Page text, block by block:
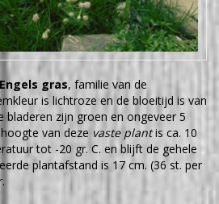
Engels gras, familie van de
is lichtroze en de bloeitijd is van
bladeren zijn groen en ongeveer 5
van deze vaste plantis ca. 10
tot -20 gr. C. en blijft de gehele
plantafstand is 17 cm. (36 st. per